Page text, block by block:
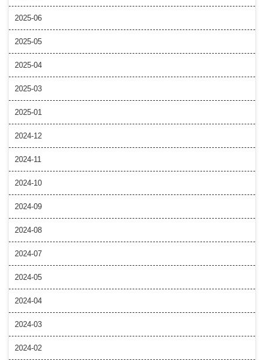
2025-06
2025-05
2025-04
2025-03
2025-01
2024-12
2024-11
2024-10
2024-09
2024-08
2024-07
2024-05
2024-04
2024-03
2024-02